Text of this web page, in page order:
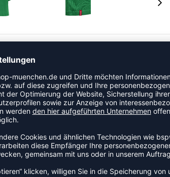
S/S WOMAN ist ein legerer Klassiker.
Rundhalsausschnitt. Das Logoetikett